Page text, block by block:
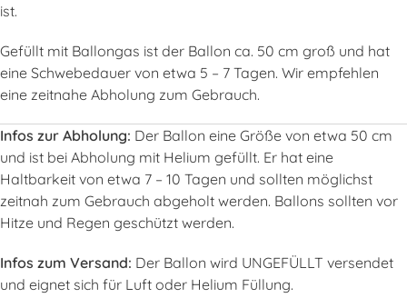
ist.
Gefüllt mit Ballongas ist der Ballon ca. 50 cm groß und hat
eine Schwebedauer von etwa 5 – 7 Tagen. Wir empfehlen
eine zeitnahe Abholung zum Gebrauch.
Infos zur Abholung: Der Ballon eine Größe von etwa 50 cm
und ist bei Abholung mit Helium gefüllt. Er hat eine
Haltbarkeit von etwa 7 – 10 Tagen und sollten möglichst
zeitnah zum Gebrauch abgeholt werden. Ballons sollten vor
Hitze und Regen geschützt werden.
Infos zum Versand: Der Ballon wird UNGEFÜLLT versendet
und eignet sich für Luft oder Helium Füllung.